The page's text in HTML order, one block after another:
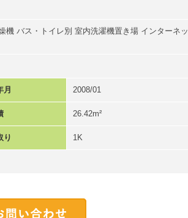
機 バス・トイレ別 室内洗濯機置き場 インターネッ
月 2008/01
26.42m²
り 1K